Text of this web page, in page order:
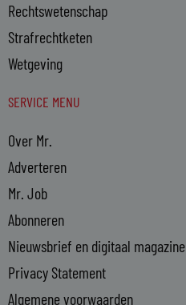
Rechtswetenschap
Strafrechtketen
Wetgeving
SERVICE MENU
Over Mr.
Adverteren
Mr. Job
Abonneren
Nieuwsbrief en digitaal magazine
Privacy Statement
Algemene voorwaarden